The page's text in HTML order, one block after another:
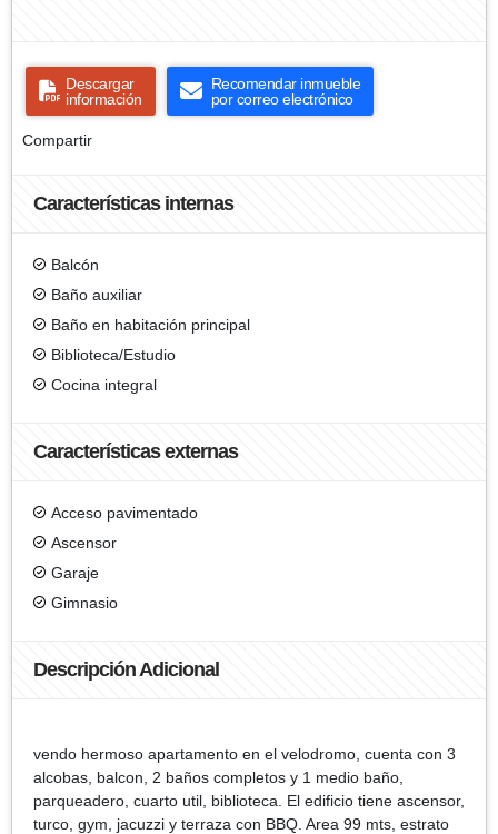
Descargar
información
Recomendar inmueble
por correo electrónico
Compartir
Características internas
Balcón
Baño auxiliar
Baño en habitación principal
Biblioteca/Estudio
Cocina integral
Características externas
Acceso pavimentado
Ascensor
Garaje
Gimnasio
Descripción Adicional
vendo hermoso apartamento en el velodromo, cuenta con 3
alcobas, balcon, 2 baños completos y 1 medio baño,
parqueadero, cuarto util, biblioteca. El edificio tiene ascensor,
turco, gym, jacuzzi y terraza con BBQ. Area 99 mts, estrato